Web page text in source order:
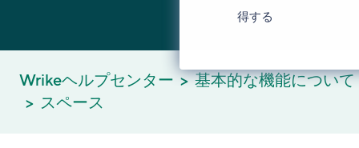
得する
Wrikeヘルプセンター
基本的な機能について
スペース